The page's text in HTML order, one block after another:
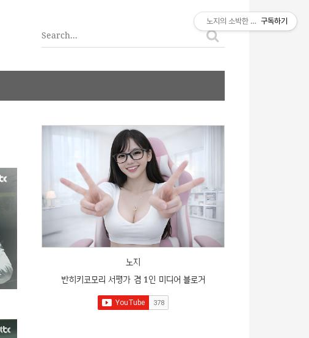
노지
반히키코모리 서평가 겸 1인 미디어 블로거
노지의 소박한 이야기구독하기